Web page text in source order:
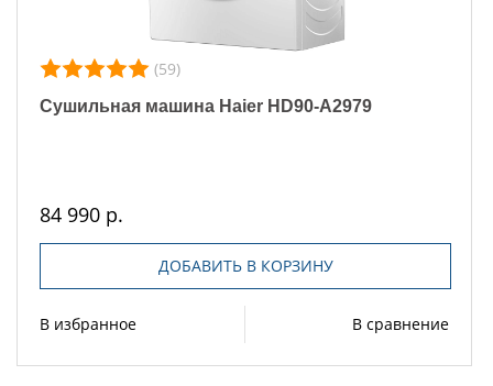
(59)
Сушильная машина Haier HD90-A2979
84 990 р.
ДОБАВИТЬ В КОРЗИНУ
В избранное В сравнение